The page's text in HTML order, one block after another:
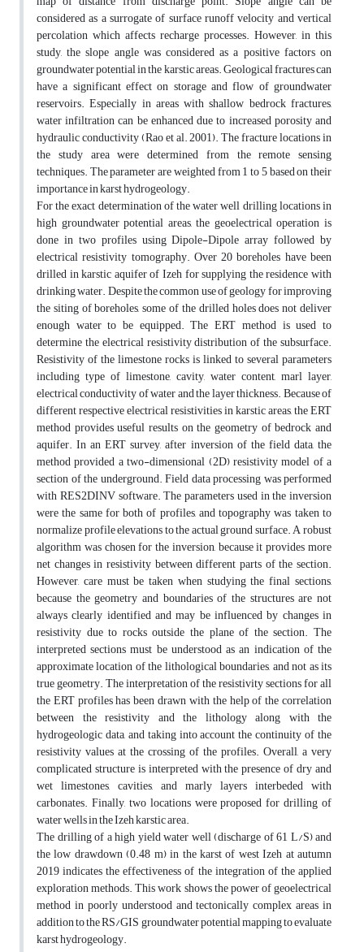
considered as a surrogate of surface runoff velocity and vertical
percolation which affects recharge processes. However, in this
study, the slope angle was considered as a positive factors on
groundwater potential in the karstic areas. Geological fractures can
have a significant effect on storage and flow of groundwater
reservoirs. Especially in areas with shallow bedrock fractures,
water infiltration can be enhanced due to increased porosity and
hydraulic conductivity (Rao et al. 2001). The fracture locations in
the study area were determined from the remote sensing
techniques. The parameter are weighted from 1 to 5 based on their
importance in karst hydrogeology.
For the exact determination of the water well drilling locations in
high groundwater potential areas, the geoelectrical operation is
done in two profiles using Dipole-Dipole array followed by
electrical resistivity tomography. Over 20 boreholes have been
drilled in karstic aquifer of Izeh for supplying the residence with
drinking water. Despite the common use of geology for improving
the siting of boreholes, some of the drilled holes does not deliver
enough water to be equipped. The ERT method is used to
determine the electrical resistivity distribution of the subsurface.
Resistivity of the limestone rocks is linked to several parameters
including type of limestone, cavity, water content, marl layer,
electrical conductivity of water and the layer thickness. Because of
different respective electrical resistivities in karstic areas, the ERT
method provides useful results on the geometry of bedrock and
aquifer. In an ERT survey, after inversion of the field data, the
method provided a two-dimensional (2D) resistivity model of a
section of the underground. Field data processing was performed
with RES2DINV software. The parameters used in the inversion
were the same for both of profiles, and topography was taken to
normalize profile elevations to the actual ground surface. A robust
algorithm was chosen for the inversion, because it provides more
net changes in resistivity between different parts of the section.
However, care must be taken when studying the final sections,
because the geometry and boundaries of the structures are not
always clearly identified and may be influenced by changes in
resistivity due to rocks outside the plane of the section. The
interpreted sections must be understood as an indication of the
approximate location of the lithological boundaries, and not as its
true geometry. The interpretation of the resistivity sections for all
the ERT profiles has been drawn with the help of the correlation
between the resistivity and the lithology along with the
hydrogeologic data, and taking into account the continuity of the
resistivity values at the crossing of the profiles. Overall, a very
complicated structure is interpreted with the presence of dry and
wet limestones, cavities, and marly layers interbeded with
carbonates. Finally, two locations were proposed for drilling of
water wells in the Izeh karstic area.
The drilling of a high yield water well (discharge of 61 L/S) and
the low drawdown (0.48 m) in the karst of west Izeh at autumn
2019 indicates the effectiveness of the integration of the applied
exploration methods. This work shows the power of geoelectrical
method in poorly understood and tectonically complex areas in
addition to the RS/GIS groundwater potential mapping to evaluate
karst hydrogeology.